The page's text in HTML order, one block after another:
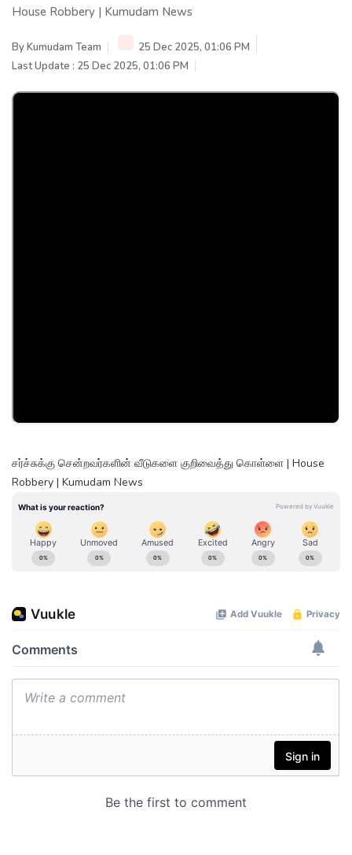
House Robbery | Kumudam News
ByKumudam Team
25 Dec 2025, 01:06 PM
Last Update : 25 Dec 2025, 01:06 PM
சர்ச்சுக்கு சென்றவர்களின் வீடுகளை குறிவைத்து கொள்ளை | House
Robbery | Kumudam News